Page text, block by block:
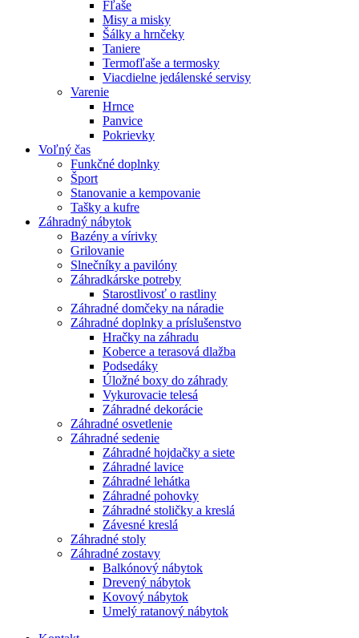
Fľaše
Misy a misky
Šálky a hrnčeky
Taniere
Termofľaše a termosky
Viacdielne jedálenské servisy
Varenie
Hrnce
Panvice
Pokrievky
Voľný čas
Funkčné doplnky
Šport
Stanovanie a kempovanie
Tašky a kufre
Záhradný nábytok
Bazény a vírivky
Grilovanie
Slnečníky a pavilóny
Záhradkárske potreby
Starostlivosť o rastliny
Záhradné domčeky na náradie
Záhradné doplnky a príslušenstvo
Hračky na záhradu
Koberce a terasová dlažba
Podsedáky
Úložné boxy do záhrady
Vykurovacie telesá
Záhradné dekorácie
Záhradné osvetlenie
Záhradné sedenie
Záhradné hojdačky a siete
Záhradné lavice
Záhradné lehátka
Záhradné pohovky
Záhradné stoličky a kreslá
Závesné kreslá
Záhradné stoly
Záhradné zostavy
Balkónový nábytok
Drevený nábytok
Kovový nábytok
Umelý ratanový nábytok